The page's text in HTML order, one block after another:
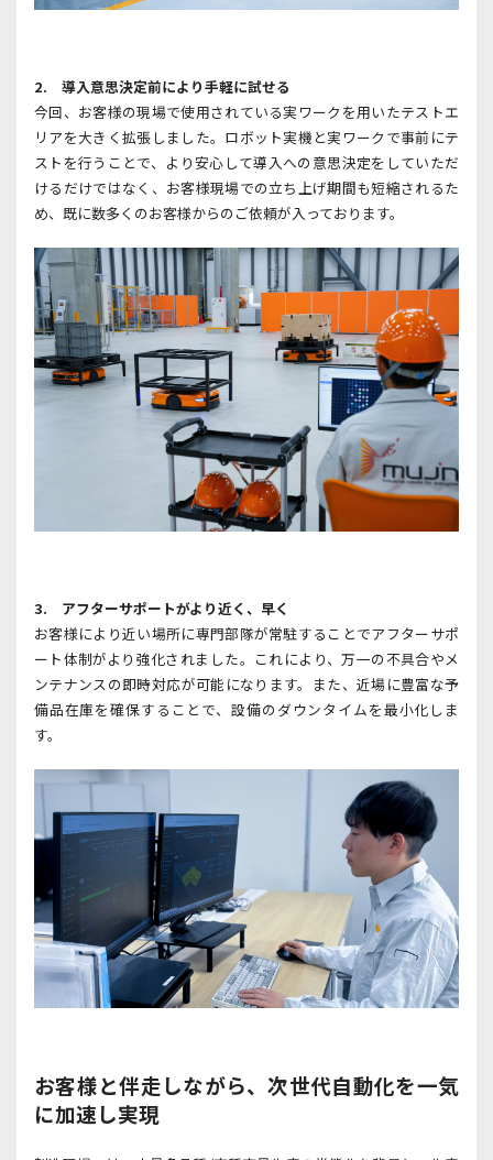
2. 導入意思決定前により手軽に試せる
今回、お客様の現場で使用されている実ワークを用いたテストエ
リアを大きく拡張しました。ロボット実機と実ワークで事前にテ
ストを行うことで、より安心して導入への意思決定をしていただ
けるだけではなく、お客様現場での立ち上げ期間も短縮されるた
め、既に数多くのお客様からのご依頼が入っております。
3. アフターサポートがより近く、早く
お客様により近い場所に専門部隊が常駐することでアフターサポ
ート体制がより強化されました。これにより、万一の不具合やメ
ンテナンスの即時対応が可能になります。また、近場に豊富な予
備品在庫を確保することで、設備のダウンタイムを最小化しま
す。
お客様と伴走しながら、次世代自動化を一気
に加速し実現